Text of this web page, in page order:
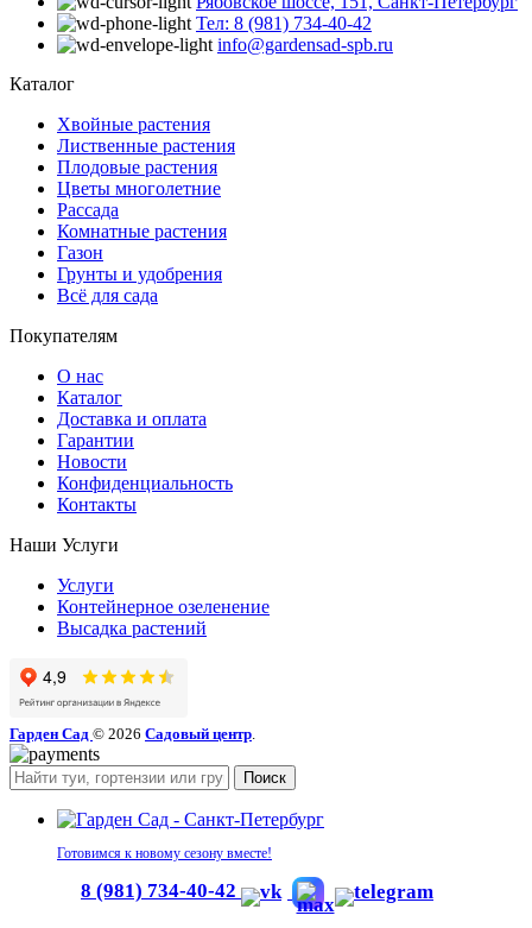
Тел: 8 (981) 734-40-42
info@gardensad-spb.ru
Каталог
Хвойные растения
Лиственные растения
Плодовые растения
Цветы многолетние
Рассада
Комнатные растения
Газон
Грунты и удобрения
Всё для сада
Покупателям
О нас
Каталог
Доставка и оплата
Гарантии
Новости
Конфиденциальность
Контакты
Наши Услуги
Услуги
Контейнерное озеленение
Высадка растений
Гарден Сад © 2026 Садовый центр.
Поиск
Готовимся к новому сезону вместе!
8 (981) 734-40-42